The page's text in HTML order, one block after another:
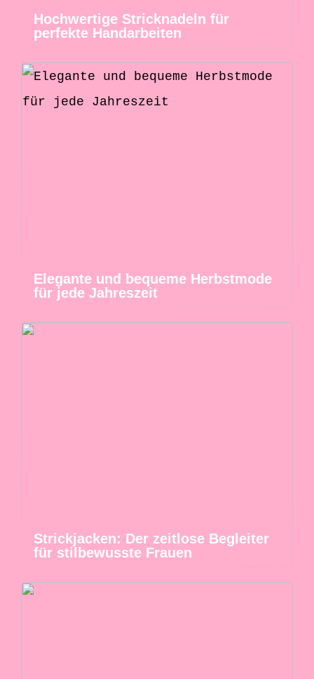
Hochwertige Stricknadeln für
perfekte Handarbeiten
Elegante und bequeme Herbstmode
für jede Jahreszeit
Strickjacken: Der zeitlose Begleiter
für stilbewusste Frauen